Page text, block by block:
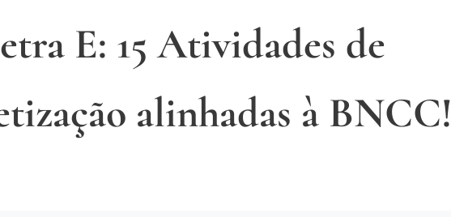
E: 15 Atividades de
alinhadas à BNCC!